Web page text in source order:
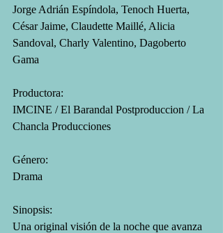
Jorge Adrián Espíndola, Tenoch Huerta,
César Jaime, Claudette Maillé, Alicia
Sandoval, Charly Valentino, Dagoberto
Gama
Productora:
IMCINE / El Barandal Postproduccion / La
Chancla Producciones
Género:
Drama
Sinopsis:
Una original visión de la noche que avanza